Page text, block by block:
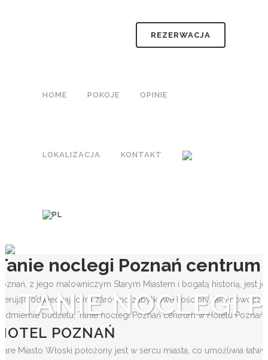
REZERWACJA
HOME POKOJE OPINIE
LOKALIZACJA KONTAKT
TANIE NOCLEGI
noclegi Poznań centrum
z jego malowniczym Starym Miastem i bogatą historią, jest
odwiedzającym zarówno zabytkowe kościoły, jak i
budżetu, Tanie noclegi Poznań centrum w Hotelu
POZNAŃ
Miasto Włoski położony jest w sercu miasta, co umożliwia